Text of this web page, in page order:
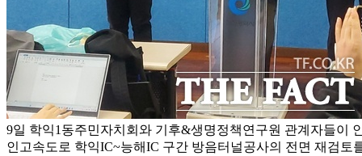
9일 학익1동주민자치회와 기후&생명정책연구원 관계자들이
인고속도로 학익IC~능해IC 구간 방음터널공사의 전면 재검토